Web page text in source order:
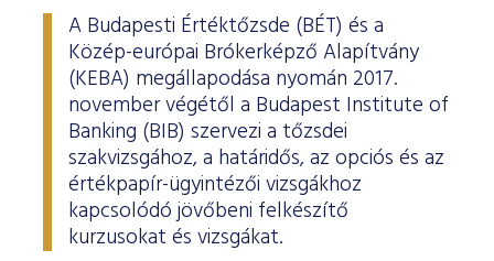
A Budapesti Értéktőzsde (BÉT) és a
Közép-európai Brókerképző Alapítvány
(KEBA) megállapodása nyomán 2017.
november végétől a Budapest Institute of
Banking (BIB) szervezi a tőzsdei
szakvizsgához, a határidős, az opciós és az
értékpapír-ügyintézői vizsgákhoz
kapcsolódó jövőbeni felkészítő
kurzusokat és vizsgákat.